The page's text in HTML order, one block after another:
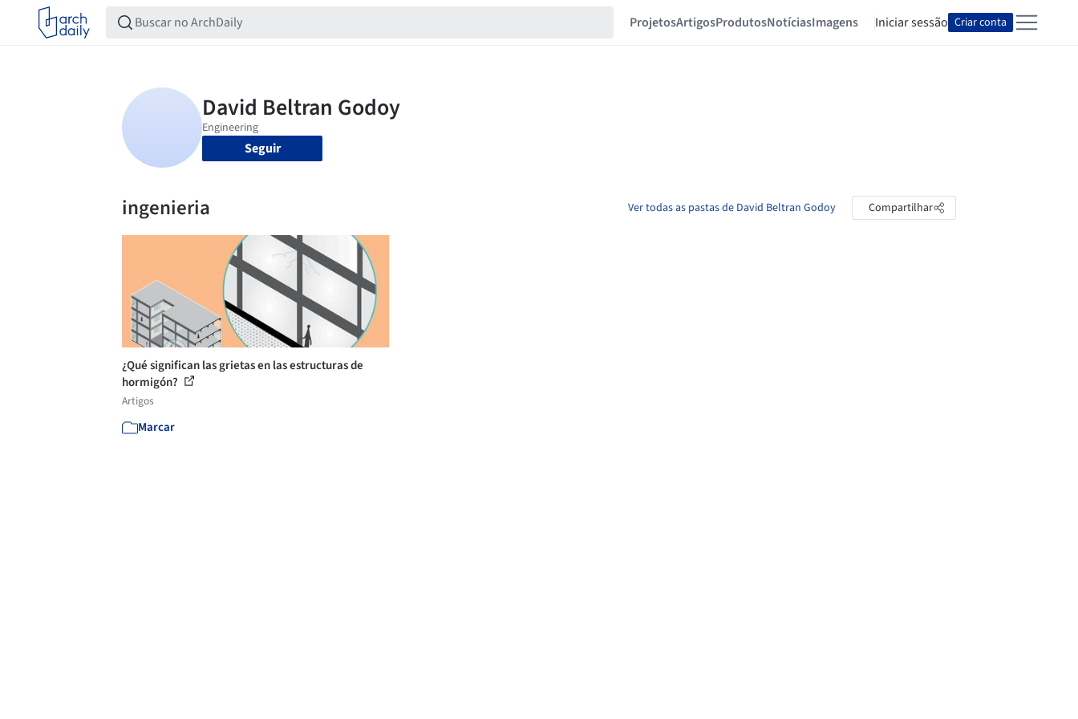
ProjetosArtigosProdutosNotíciasImagens Iniciar sessão Criar conta
Seguir
ingenieria Ver todas as pastas de David Beltran Godoy Compartilhar
¿Qué significan las grietas en las estructuras de
hormigón?
Artigos
Marcar